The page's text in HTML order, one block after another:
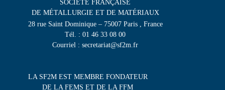
SOCIÉTÉ FRANÇAISE
DE MÉTALLURGIE ET DE MATÉRIAUX
28 rue Saint Dominique – 75007 Paris , France
Tél. : 01 46 33 08 00
Courriel : secretariat@sf2m.fr
LA SF2M EST MEMBRE FONDATEUR
DE LA FEMS ET DE LA FFM